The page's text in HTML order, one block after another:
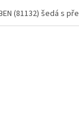
(81132) šedá s